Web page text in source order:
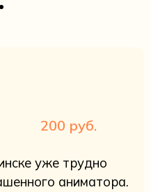
200 руб.
уже трудно
аниматора.